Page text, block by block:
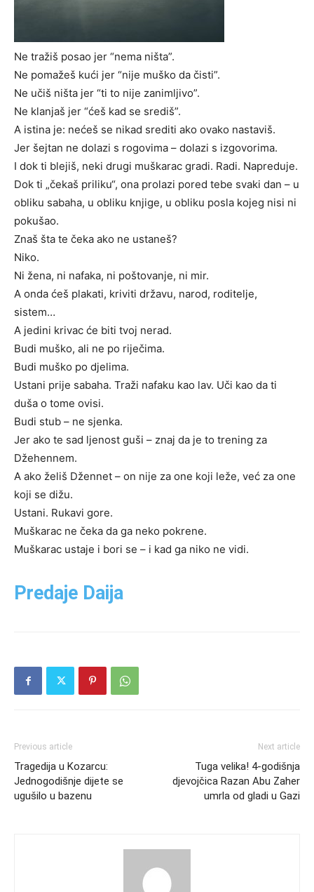
Ne tražiš posao jer “nema ništa”.
Ne pomažeš kući jer “nije muško da čisti”.
Ne učiš ništa jer “ti to nije zanimljivo”.
Ne klanjaš jer “ćeš kad se središ”.
A istina je: nećeš se nikad srediti ako ovako nastaviš.
Jer šejtan ne dolazi s rogovima – dolazi s izgovorima.
I dok ti blejiš, neki drugi muškarac gradi. Radi. Napreduje.
Dok ti „čekaš priliku“, ona prolazi pored tebe svaki dan – u
obliku sabaha, u obliku knjige, u obliku posla kojeg nisi ni
pokušao.
Znaš šta te čeka ako ne ustaneš?
Niko.
Ni žena, ni nafaka, ni poštovanje, ni mir.
A onda ćeš plakati, kriviti državu, narod, roditelje,
sistem…
A jedini krivac će biti tvoj nerad.
Budi muško, ali ne po riječima.
Budi muško po djelima.
Ustani prije sabaha. Traži nafaku kao lav. Uči kao da ti
duša o tome ovisi.
Budi stub – ne sjenka.
Jer ako te sad ljenost guši – znaj da je to trening za
Džehennem.
A ako želiš Džennet – on nije za one koji leže, već za one
koji se dižu.
Ustani. Rukavi gore.
Muškarac ne čeka da ga neko pokrene.
Muškarac ustaje i bori se – i kad ga niko ne vidi.
Predaje Daija
Previous article
Tragedija u Kozarcu:
Jednogodišnje dijete se
ugušilo u bazenu
Next article
Tuga velika! 4-godišnja
djevojčica Razan Abu Zaher
umrla od gladi u Gazi